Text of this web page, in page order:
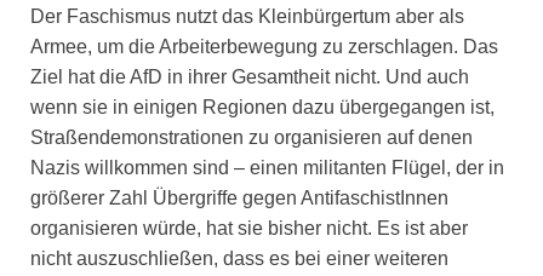
Der Faschismus nutzt das Kleinbürgertum aber als
Armee, um die Arbeiterbewegung zu zerschlagen. Das
Ziel hat die AfD in ihrer Gesamtheit nicht. Und auch
wenn sie in einigen Regionen dazu übergegangen ist,
Straßendemonstrationen zu organisieren auf denen
Nazis willkommen sind – einen militanten Flügel, der in
größerer Zahl Übergriffe gegen AntifaschistInnen
organisieren würde, hat sie bisher nicht. Es ist aber
nicht auszuschließen, dass es bei einer weiteren